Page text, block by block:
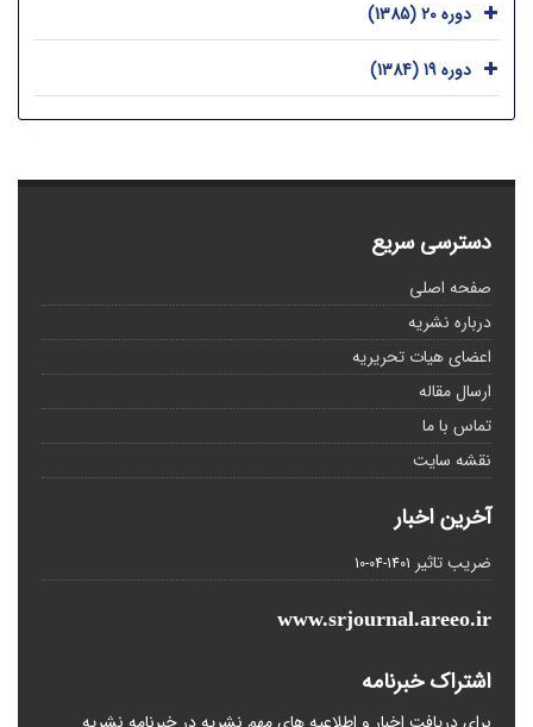
دوره 20 (1385)
دوره 19 (1384)
دسترسی سریع
صفحه اصلی
درباره نشریه
اعضای هیات تحریریه
ارسال مقاله
تماس با ما
نقشه سایت
آخرین اخبار
ضریب تاثیر 1401-04-10
www.srjournal.areeo.ir
اشتراک خبرنامه